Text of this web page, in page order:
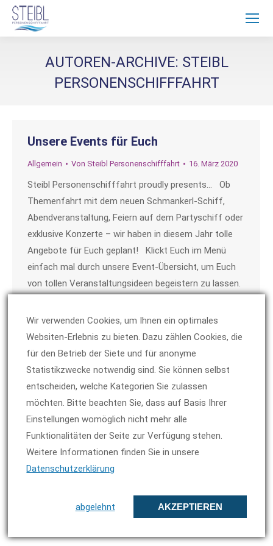
AUTOREN-ARCHIVE: STEIBL
PERSONENSCHIFFFAHRT
Unsere Events für Euch
Allgemein Von Steibl Personenschifffahrt 16. März 2020
Steibl Personenschifffahrt proudly presents… Ob
Themenfahrt mit dem neuen Schmankerl-Schiff,
Abendveranstaltung, Feiern auf dem Partyschiff oder
exklusive Konzerte – wir haben in diesem Jahr tolle
Angebote für Euch geplant! Klickt Euch im Menü
einfach mal durch unsere Event-Übersicht, um Euch
von tollen Veranstaltungsideen begeistern zu lassen.
Fusszeile
Wir verwenden Cookies, um Ihnen ein optimales
Websiten-Erlebnis zu bieten. Dazu zählen Cookies, die
für den Betrieb der Siete und für anonyme
Statistikzwecke notwendig sind. Sie können selbst
entscheiden, welche Kategorien Sie zulassen
möchten. Bitte beachten Sie, dass auf Basis Ihrer
Einstellungen womöglich nicht mehr alle
Funktionalitäten der Seite zur Verfügung stehen.
Weitere Informationen finden Sie in unsere
Datenschutzerklärung
AKZEPTIEREN
abgelehnt